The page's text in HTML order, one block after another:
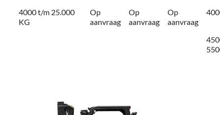
4000 t/m 25.000
KG
Op
aanvraag
Op
aanvraag
Op
aanvraag